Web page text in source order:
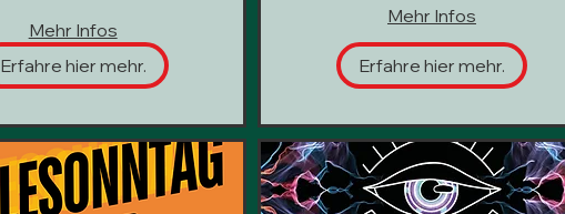
Mehr Infos
Erfahre hier mehr.
Mehr Infos
Erfahre hier mehr.